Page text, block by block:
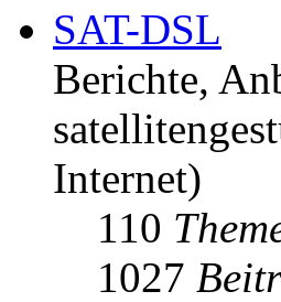
SAT-DSL
Berichte,
Internet)
110
1027